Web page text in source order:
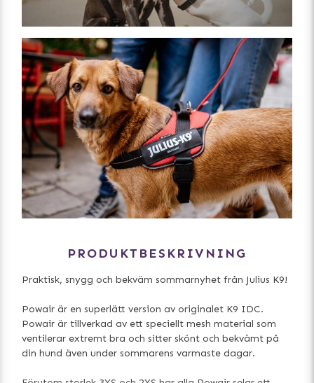
PRODUKTBESKRIVNING
Praktisk, snygg och bekväm sommarnyhet från Julius K9!
Powair är en superlätt version av originalet K9 IDC.
Powair är tillverkad av ett speciellt mesh material som
ventilerar extremt bra och sitter skönt och bekvämt på
din hund även under sommarens varmaste dagar.